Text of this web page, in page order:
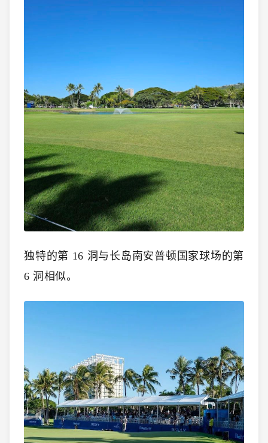
独特的第 16 洞与长岛南安普顿国家球场的第
6 洞相似。